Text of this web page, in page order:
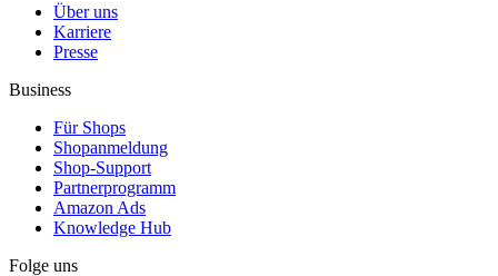
Über uns
Karriere
Presse
Business
Für Shops
Shopanmeldung
Shop-Support
Partnerprogramm
Amazon Ads
Knowledge Hub
Folge uns